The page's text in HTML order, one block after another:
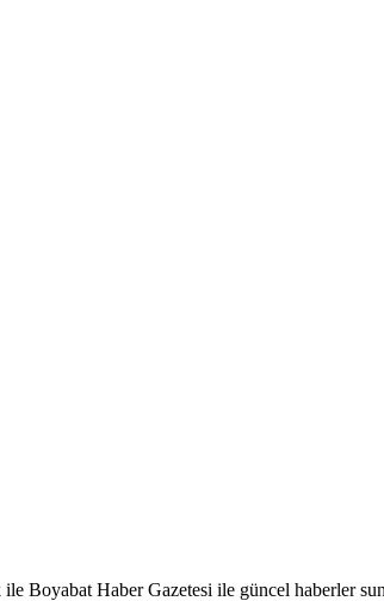
Boyabat Haber Gazetesi ile güncel haberler